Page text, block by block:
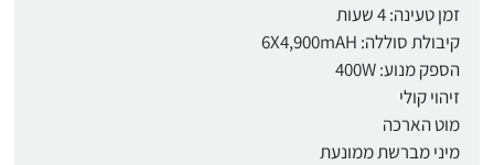
זמן טעינה: 4 שעות
קיבולת סוללה: 6X4,900mAH
הספק מנוע: 400W
זיהוי קולי
מוט הארכה
מיני מברשת ממונעת